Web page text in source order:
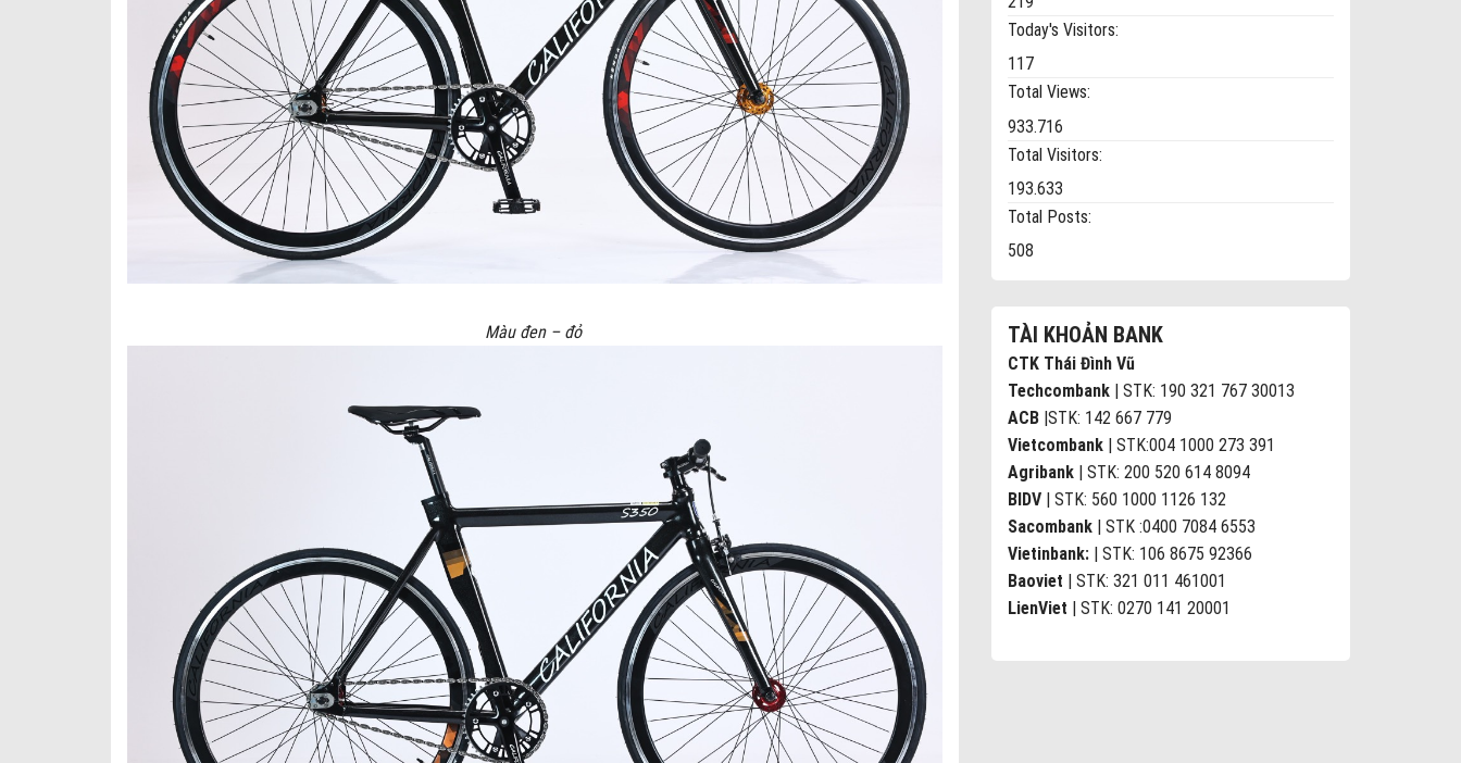
Today's Visitors:
117
Total Views:
933.716
Total Visitors:
193.633
Total Posts:
508
TÀI KHOẢN BANK
CTK Thái Đình Vũ
Techcombank | STK: 190 321 767 30013
ACB |STK: 142 667 779
Vietcombank | STK:004 1000 273 391
Agribank | STK: 200 520 614 8094
BIDV | STK: 560 1000 1126 132
Sacombank | STK :0400 7084 6553
Vietinbank: | STK: 106 8675 92366
Baoviet | STK: 321 011 461001
LienViet | STK: 0270 141 20001
Màu đen – đỏ